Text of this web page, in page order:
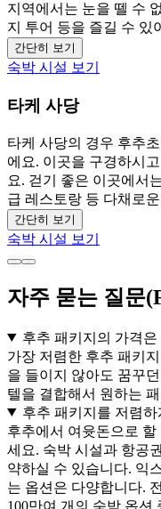
지역에서는 눈을 뗄 수
지 투어 등을 즐길 수 있
간단히 보기
숙박 시설 보기
타케 사당
타케 사당의 경우 후추
에요. 이곳을 구경하시
요. 걷기 좋은 이곳에서
급 레스토랑 등 다채로
간단히 보기
숙박 시설 보기
자주 묻는 질문
후추 패키지의 가격
가장 저렴한 후추 패키
을 들이지 않아도 꿈꾸
텔을 결합해서 원하는
후추 패키지를 저렴
후추에서 여윳돈으로
세요. 숙박 시설과 항공
약하실 수 있습니다. 익
는 옵션은 다양합니다.
100만여 개의 숙박 옵션